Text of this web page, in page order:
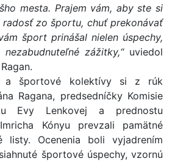
mesta. Prajem vám, aby ste si
zo športu, chuť prekonávať
šport prinášal nielen úspechy,
zážitky,“uviedol
a športové kolektívy si z rúk
Ragana, predsedníčky Komisie
Evy Lenkovej a prednostu
Kónyu prevzali pamätné
listy. Ocenenia boli vyjadrením
športové úspechy, vzornú